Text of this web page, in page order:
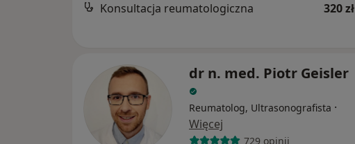
Konsultacja reumatologiczna 320 zł
dr n. med. Piotr Geisler
Reumatolog, Ultrasonografista ·
Więcej
729 opinii